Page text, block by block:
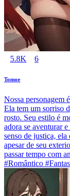
5.8K 6
Tomoe
Nossa personagem
Ela tem um sorriso
rosto. Seu estilo é
adora se aventurar
senso de justiça, ela
apesar de seu
passar tempo com
#Romântico